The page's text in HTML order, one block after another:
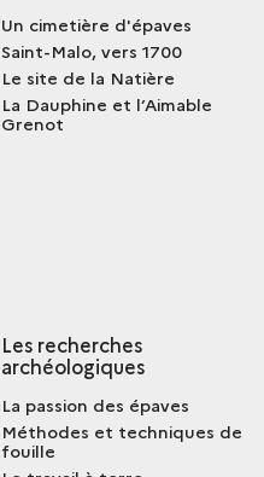
Un cimetière d'épaves
Saint-Malo, vers 1700
Le site de la Natière
La Dauphine et l’Aimable
Grenot
Les recherches
archéologiques
La passion des épaves
Méthodes et techniques de
fouille